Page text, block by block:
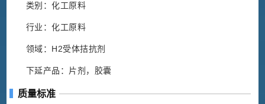
类别：化工原料
行业：化工原料
领域：H2受体拮抗剂
下延产品：片剂，胶囊
质量标准